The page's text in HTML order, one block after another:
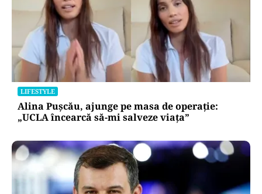
LIFESTYLE
Alina Pușcău, ajunge pe masa de operație:
„UCLA încearcă să-mi salveze viața”